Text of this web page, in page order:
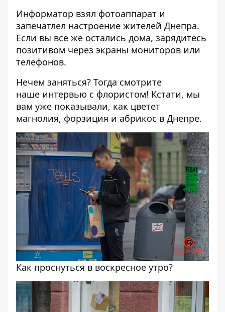
Информатор взял фотоаппарат и
запечатлел настроение жителей Днепра.
Если вы все же остались дома, зарядитесь
позитивом через экраны мониторов или
телефонов.
Нечем заняться? Тогда смотрите
наше интервью с флористом! Кстати, мы
вам уже показывали, как цветет
магнолия, форзиция и абрикос в Днепре.
Как проснуться в воскресное утро?